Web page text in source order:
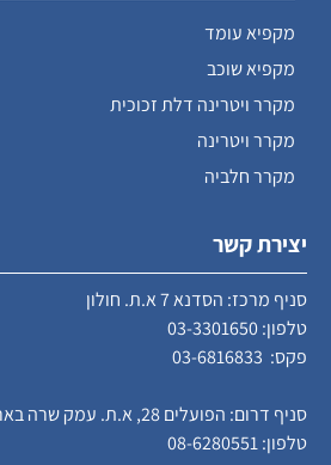
מקפיא עומד
מקפיא שוכב
מקרר ויטרינה דלת זכוכית
מקרר ויטרינה
מקרר חלביה
יצירת קשר
סניף מרכז: הסדנא 7 א.ת. חולון
טלפון:03-3301650
פקס: 03-6816833
סניף דרום: הפועלים 28, א.ת. עמק שרה באר שבע
טלפון:08-6280551